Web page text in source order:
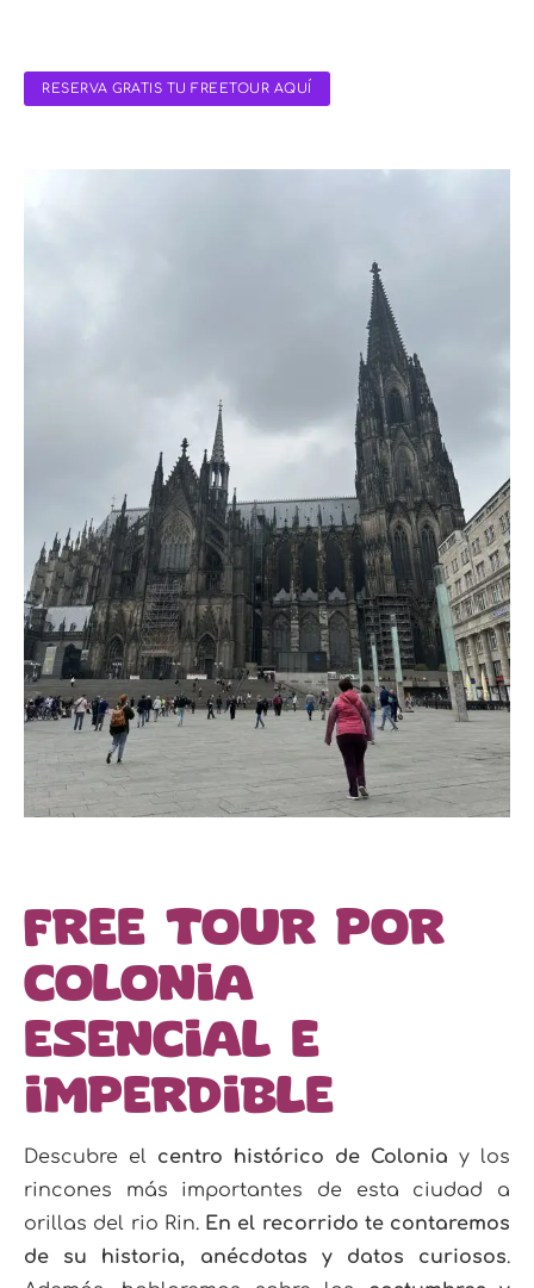
RESERVA GRATIS TU FREETOUR AQUÍ
Free tour por
Colonia
esencial e
imperdible
Descubre el centro histórico de Colonia y los
rincones más importantes de esta ciudad a
orillas del rio Rin. En el recorrido te contaremos
de su historia, anécdotas y datos curiosos.